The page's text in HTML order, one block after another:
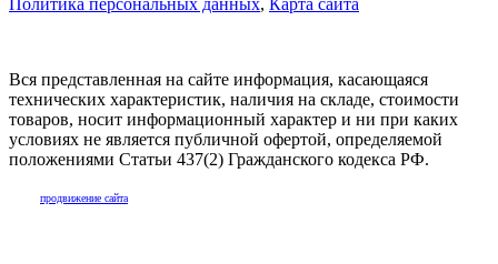
Вся представленная на сайте информация, касающаяся
технических характеристик, наличия на складе, стоимости
товаров, носит информационный характер и ни при каких
условиях не является публичной офертой, определяемой
положениями Статьи 437(2) Гражданского кодекса РФ.
продвижение сайта